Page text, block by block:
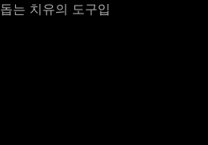
는 치유의 도구입